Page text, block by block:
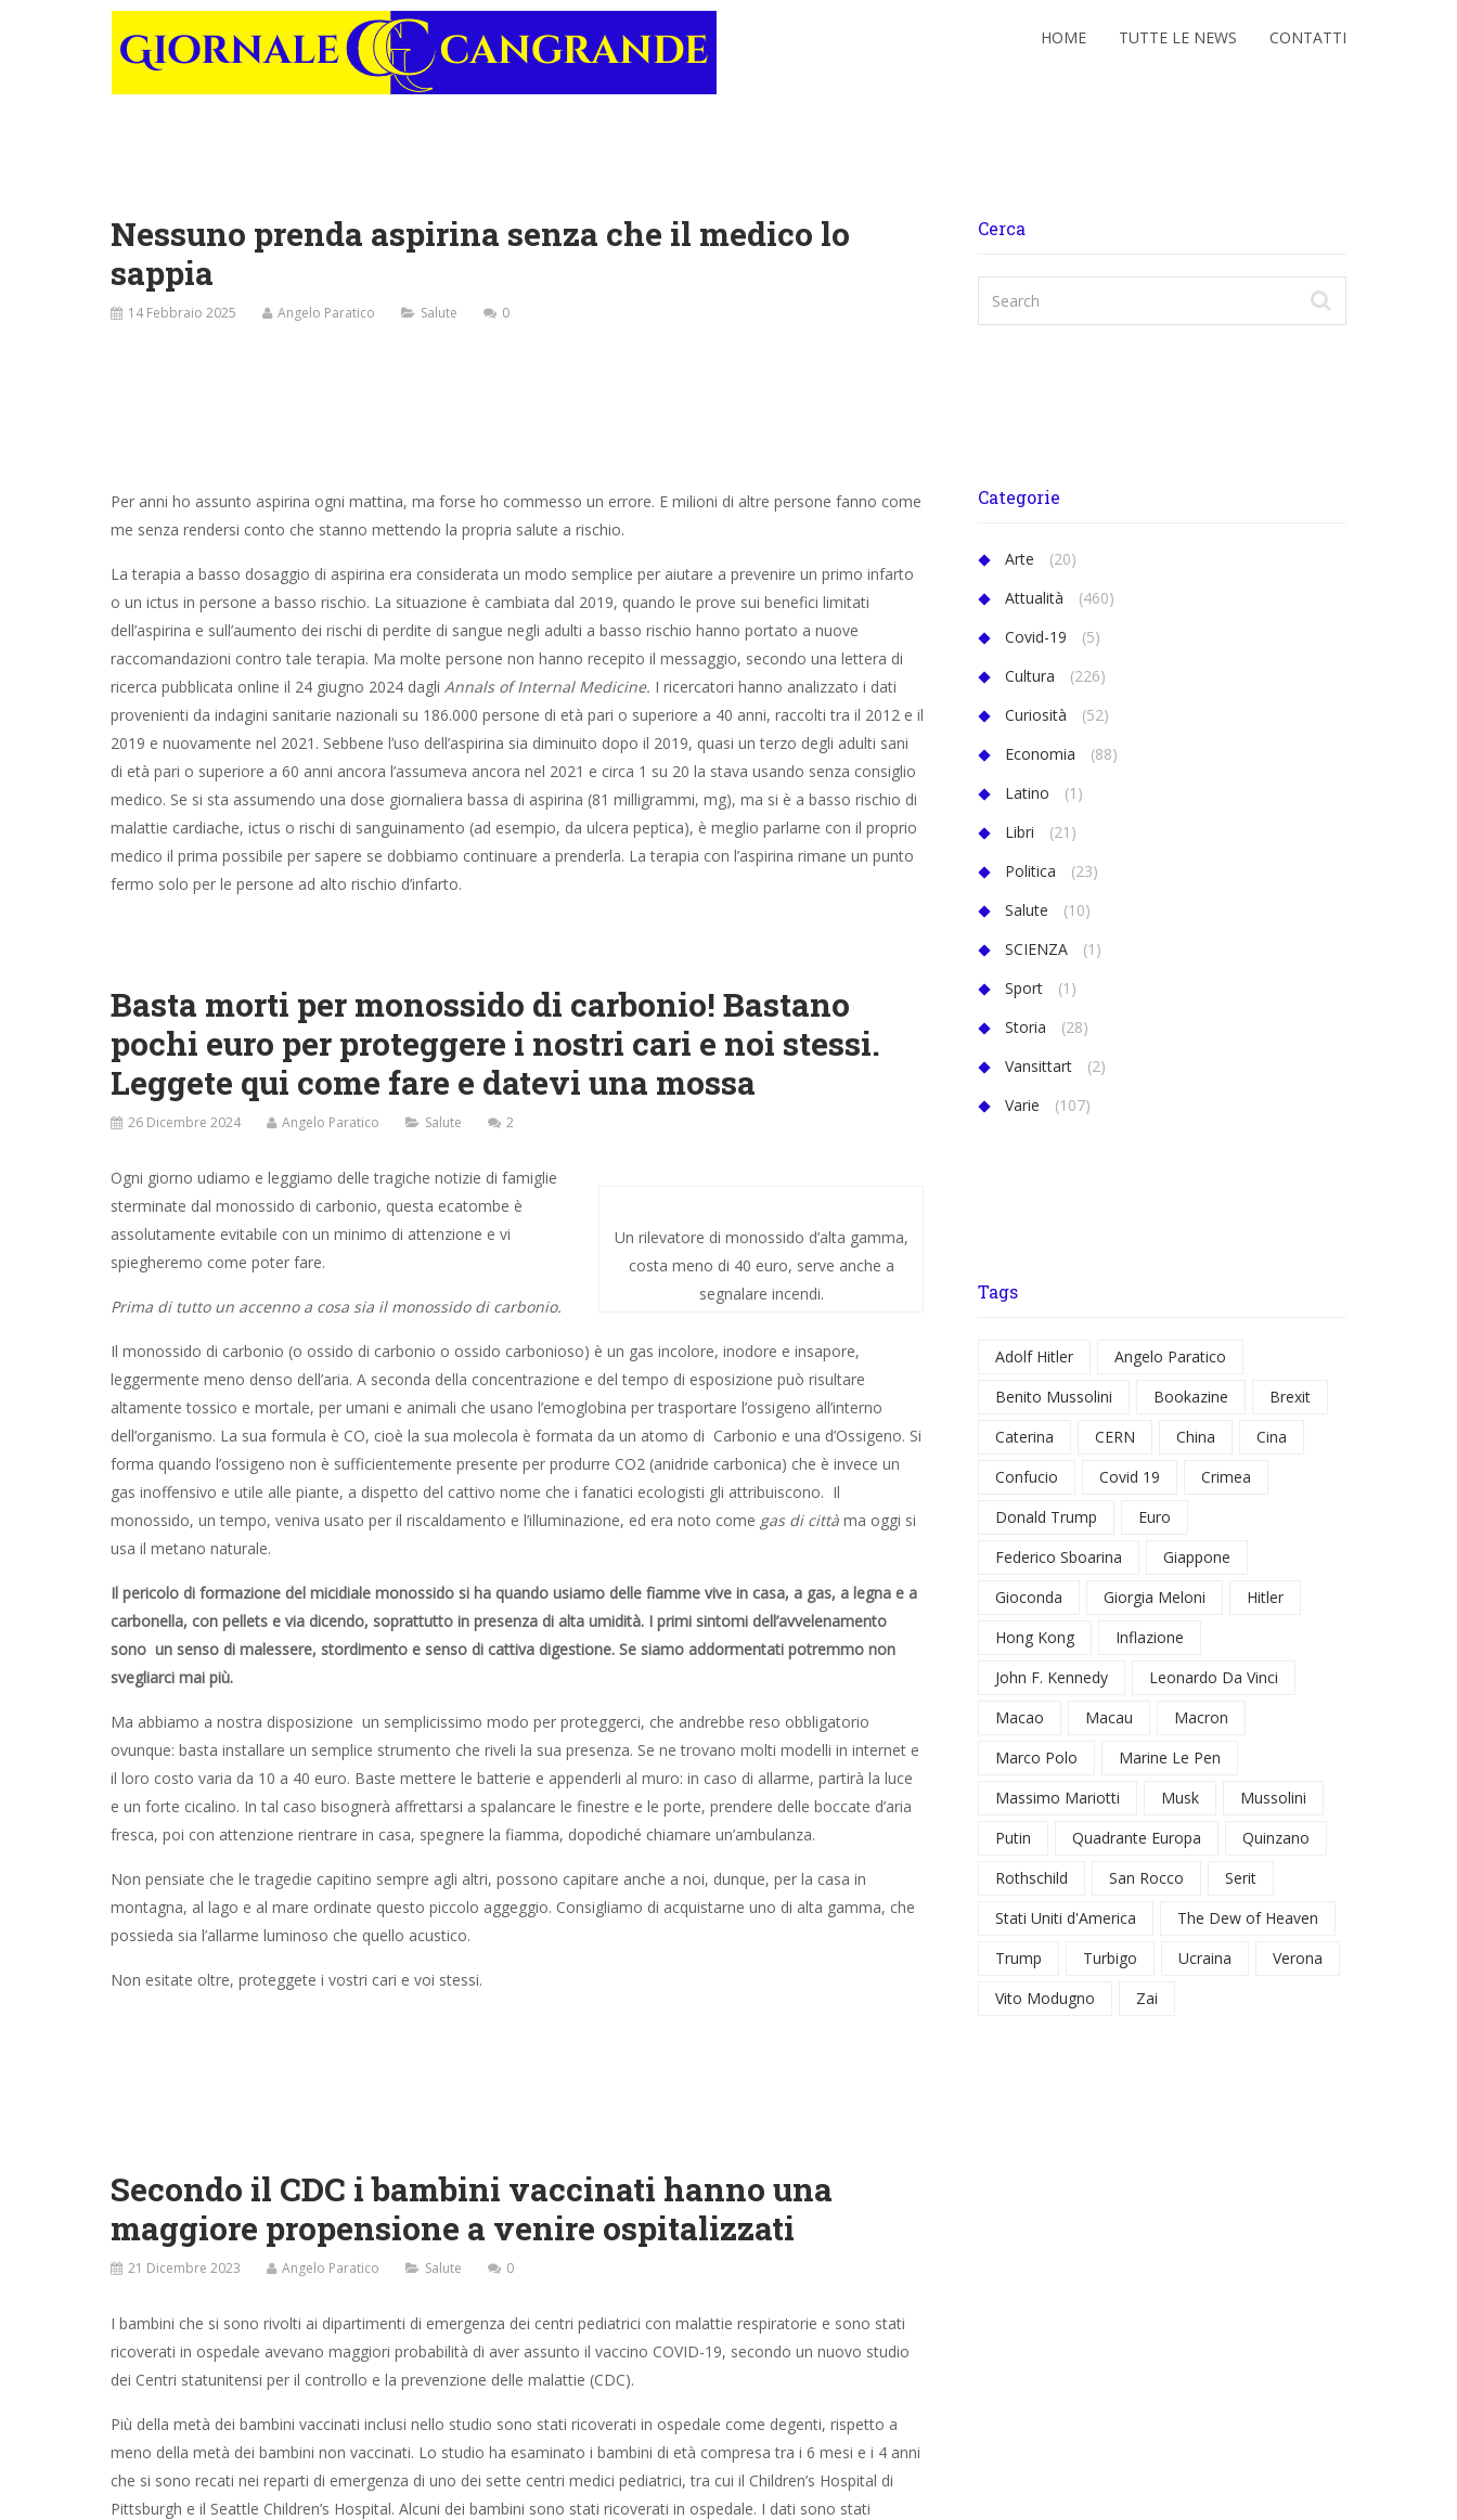
HOME TUTTE LE NEWS CONTATTI
Nessuno prenda aspirina senza che il medico lo
sappia
14 Febbraio 2025 Angelo Paratico Salute 0
Per anni ho assunto aspirina ogni mattina, ma forse ho commesso un errore. E milioni di altre persone fanno come
me senza rendersi conto che stanno mettendo la propria salute a rischio.
La terapia a basso dosaggio di aspirina era considerata un modo semplice per aiutare a prevenire un primo infarto
o un ictus in persone a basso rischio. La situazione è cambiata dal 2019, quando le prove sui benefici limitati
dell’aspirina e sull’aumento dei rischi di perdite di sangue negli adulti a basso rischio hanno portato a nuove
raccomandazioni contro tale terapia. Ma molte persone non hanno recepito il messaggio, secondo una lettera di
ricerca pubblicata online il 24 giugno 2024 dagli Annals of Internal Medicine. I ricercatori hanno analizzato i dati
provenienti da indagini sanitarie nazionali su 186.000 persone di età pari o superiore a 40 anni, raccolti tra il 2012 e il
2019 e nuovamente nel 2021. Sebbene l’uso dell’aspirina sia diminuito dopo il 2019, quasi un terzo degli adulti sani
di età pari o superiore a 60 anni ancora l’assumeva ancora nel 2021 e circa 1 su 20 la stava usando senza consiglio
medico. Se si sta assumendo una dose giornaliera bassa di aspirina (81 milligrammi, mg), ma si è a basso rischio di
malattie cardiache, ictus o rischi di sanguinamento (ad esempio, da ulcera peptica), è meglio parlarne con il proprio
medico il prima possibile per sapere se dobbiamo continuare a prenderla. La terapia con l’aspirina rimane un punto
fermo solo per le persone ad alto rischio d’infarto.
Basta morti per monossido di carbonio! Bastano
pochi euro per proteggere i nostri cari e noi stessi.
Leggete qui come fare e datevi una mossa
26 Dicembre 2024 Angelo Paratico Salute 2
Un rilevatore di monossido d’alta gamma,
costa meno di 40 euro, serve anche a
segnalare incendi.
Ogni giorno udiamo e leggiamo delle tragiche notizie di famiglie
sterminate dal monossido di carbonio, questa ecatombe è
assolutamente evitabile con un minimo di attenzione e vi
spiegheremo come poter fare.
Prima di tutto un accenno a cosa sia il monossido di carbonio.
Il monossido di carbonio (o ossido di carbonio o ossido carbonioso) è un gas incolore, inodore e insapore,
leggermente meno denso dell’aria. A seconda della concentrazione e del tempo di esposizione può risultare
altamente tossico e mortale, per umani e animali che usano l’emoglobina per trasportare l’ossigeno all’interno
dell’organismo. La sua formula è CO, cioè la sua molecola è formata da un atomo di Carbonio e una d’Ossigeno. Si
forma quando l’ossigeno non è sufficientemente presente per produrre CO2 (anidride carbonica) che è invece un
gas inoffensivo e utile alle piante, a dispetto del cattivo nome che i fanatici ecologisti gli attribuiscono. Il
monossido, un tempo, veniva usato per il riscaldamento e l’illuminazione, ed era noto come gas di città ma oggi si
usa il metano naturale.
Il pericolo di formazione del micidiale monossido si ha quando usiamo delle fiamme vive in casa, a gas, a legna e a
carbonella, con pellets e via dicendo, soprattutto in presenza di alta umidità. I primi sintomi dell’avvelenamento
sono un senso di malessere, stordimento e senso di cattiva digestione. Se siamo addormentati potremmo non
svegliarci mai più.
Ma abbiamo a nostra disposizione un semplicissimo modo per proteggerci, che andrebbe reso obbligatorio
ovunque: basta installare un semplice strumento che riveli la sua presenza. Se ne trovano molti modelli in internet e
il loro costo varia da 10 a 40 euro. Baste mettere le batterie e appenderli al muro: in caso di allarme, partirà la luce
e un forte cicalino. In tal caso bisognerà affrettarsi a spalancare le finestre e le porte, prendere delle boccate d’aria
fresca, poi con attenzione rientrare in casa, spegnere la fiamma, dopodiché chiamare un’ambulanza.
Non pensiate che le tragedie capitino sempre agli altri, possono capitare anche a noi, dunque, per la casa in
montagna, al lago e al mare ordinate questo piccolo aggeggio. Consigliamo di acquistarne uno di alta gamma, che
possieda sia l’allarme luminoso che quello acustico.
Non esitate oltre, proteggete i vostri cari e voi stessi.
Secondo il CDC i bambini vaccinati hanno una
maggiore propensione a venire ospitalizzati
21 Dicembre 2023 Angelo Paratico Salute 0
I bambini che si sono rivolti ai dipartimenti di emergenza dei centri pediatrici con malattie respiratorie e sono stati
ricoverati in ospedale avevano maggiori probabilità di aver assunto il vaccino COVID-19, secondo un nuovo studio
dei Centri statunitensi per il controllo e la prevenzione delle malattie (CDC).
Più della metà dei bambini vaccinati inclusi nello studio sono stati ricoverati in ospedale come degenti, rispetto a
meno della metà dei bambini non vaccinati. Lo studio ha esaminato i bambini di età compresa tra i 6 mesi e i 4 anni
che si sono recati nei reparti di emergenza di uno dei sette centri medici pediatrici, tra cui il Children’s Hospital di
Pittsburgh e il Seattle Children’s Hospital. Alcuni dei bambini sono stati ricoverati in ospedale. I dati sono stati
Cerca
Categorie
Arte
(20)
Attualità
(460)
Covid-19
(5)
Cultura
(226)
Curiosità
(52)
Economia
(88)
Latino
(1)
Libri
(21)
Politica
(23)
Salute
(10)
SCIENZA
(1)
Sport
(1)
Storia
(28)
Vansittart
(2)
Varie
(107)
Tags
Adolf Hitler
Angelo Paratico
Benito Mussolini
Bookazine
Brexit
Caterina
CERN China
Cina
Confucio
Covid 19
Crimea
Donald Trump
Euro
Federico Sboarina
Giappone
Gioconda
Giorgia Meloni
Hitler
Hong Kong
Inflazione
John F. Kennedy
Leonardo Da Vinci
Macao
Macau
Macron
Marco Polo
Marine Le Pen
Massimo Mariotti
Musk
Mussolini
Putin
Quadrante Europa
Quinzano
Rothschild
San Rocco
Serit
Stati Uniti d'America
The Dew of Heaven
Trump
Turbigo Ucraina
Verona
Vito Modugno
Zai